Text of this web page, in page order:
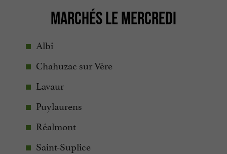
MARCHÉS LE MERCREDI
Albi
Chahuzac sur Vère
Lavaur
Puylaurens
Réalmont
Saint-Suplice